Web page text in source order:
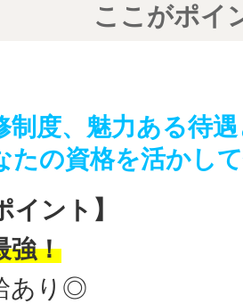
ここがポイ
度、魅力ある待
たの資格を活かし
イント】
強！
あり◎